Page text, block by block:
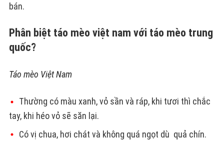
bán.
Phân biệt táo mèo việt nam với táo mèo trung
quốc?
Táo mèo Việt Nam
Thường có màu xanh, vỏ sần và ráp, khi tươi thì chắc
tay, khi héo vỏ sẽ săn lại.
Có vị chua, hơi chát và không quá ngọt dù quả chín.